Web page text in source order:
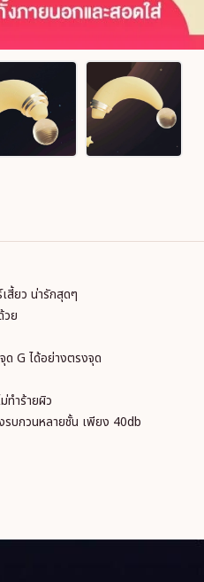
สี้ยว น่ารักสุดๆ
วย
ด G ได้อย่างตรงจุด
ทำร้ายผิว
รบกวนหลายชั้น เพียง 40db